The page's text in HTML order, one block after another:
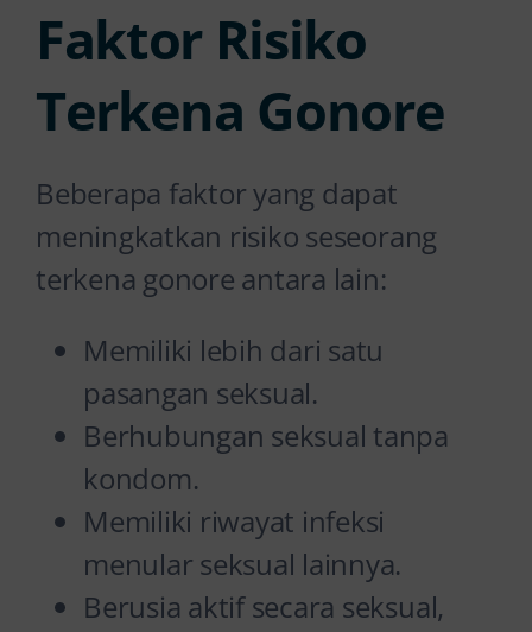
Faktor Risiko
Terkena Gonore
Beberapa faktor yang dapat
meningkatkan risiko seseorang
terkena gonore antara lain:
Memiliki lebih dari satu
pasangan seksual.
Berhubungan seksual tanpa
kondom.
Memiliki riwayat infeksi
menular seksual lainnya.
Berusia aktif secara seksual,